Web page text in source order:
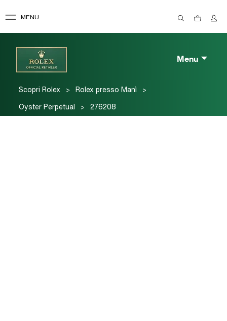
MENU
Menu
Scopri Rolex > Rolex presso Manì >
Oyster Perpetual > 276208